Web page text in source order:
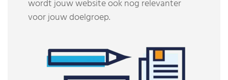
wordt jouw website ook nog relevanter
voor jouw doelgroep.